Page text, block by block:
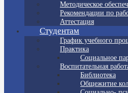
Методическое
Рекомендации по
Аттестация
Студентам
График учебного
Практика
Социальное
Воспитательная
Библиотека
Общежитие